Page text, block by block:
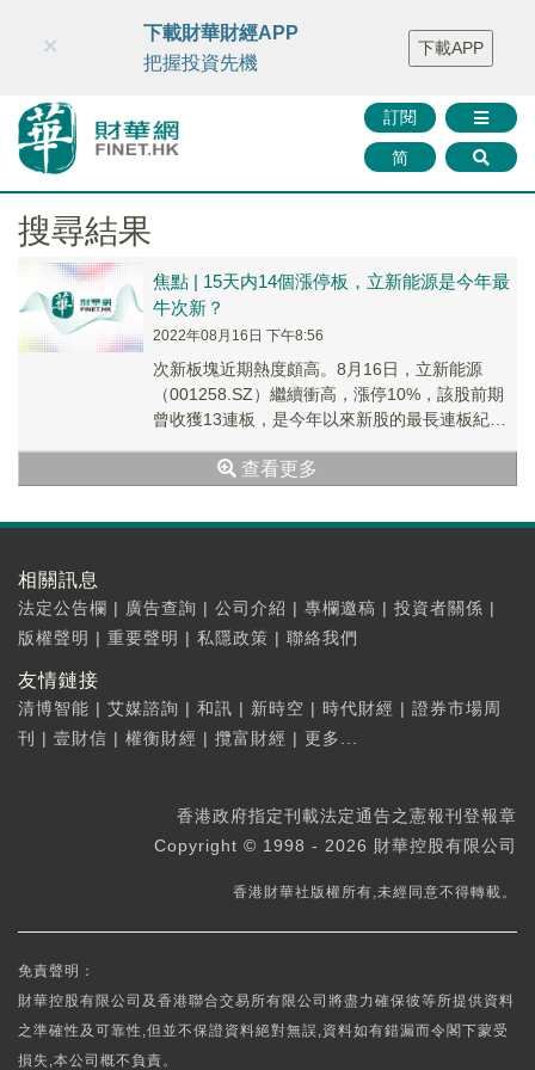
財華智庫網 FINTV FINMETA 財華證券 媒體矩陣
智庫沙龍
聯絡我們
訂閱
简
×
下載財華財經APP
把握投資先機
下載APP
搜尋結果
焦點 | 15天内14個漲停板，立新能源是今年最
牛次新？
2022年08月16日 下午8:56
次新板塊近期熱度頗高。8月16日，立新能源
（001258.SZ）繼續衝高，漲停10%，該股前期
曾收獲13連板，是今年以來新股的最長連板紀
查看更多
相關訊息
法定公告欄 | 廣告查詢 | 公司介紹 | 專欄邀稿 | 投資者關係 |
版權聲明 | 重要聲明 | 私隱政策 | 聯絡我們
友情鏈接
清博智能 | 艾媒諮詢 | 和訊 | 新時空 | 時代財經 | 證券市場周
刊
| 壹財信 | 權衡財經 | 攬富財經 | 更多...
香港政府指定刊載法定通告之憲報刊登報章
Copyright © 1998 - 2026 財華控股有限公司
香港財華社版權所有,未經同意不得轉載。
免責聲明：
財華控股有限公司及香港聯合交易所有限公司將盡力確保彼等所提供資料
之準確性及可靠性,但並不保證資料絕對無誤,資料如有錯漏而令閣下蒙受
損失,本公司概不負責。